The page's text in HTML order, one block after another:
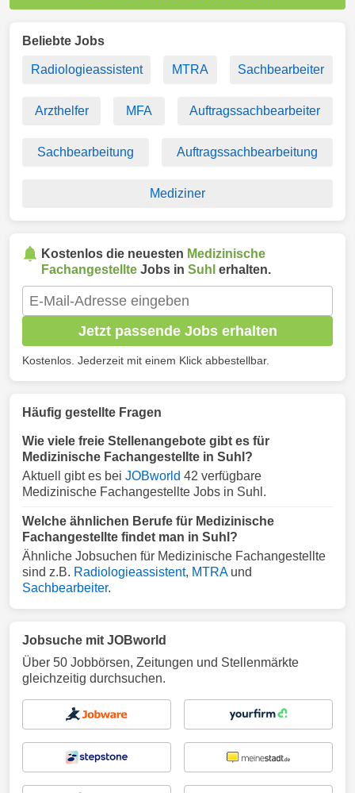
Beliebte Jobs
Radiologieassistent MTRA Sachbearbeiter
Arzthelfer MFA Auftragssachbearbeiter
Sachbearbeitung Auftragssachbearbeitung
Mediziner
Kostenlos die neuesten Medizinische
Fachangestellte Jobs in Suhl erhalten.
Jetzt passende Jobs erhalten
Kostenlos. Jederzeit mit einem Klick abbestellbar.
Häufig gestellte Fragen
Wie viele freie Stellenangebote gibt es für
Medizinische Fachangestellte in Suhl?
Aktuell gibt es bei JOBworld 42 verfügbare
Medizinische Fachangestellte Jobs in Suhl.
Welche ähnlichen Berufe für Medizinische
Fachangestellte findet man in Suhl?
Ähnliche Jobsuchen für Medizinische Fachangestellte
sind z.B. Radiologieassistent, MTRAund
Sachbearbeiter.
Jobsuche mit JOBworld
Über 50 Jobbörsen, Zeitungen und Stellenmärkte
gleichzeitig durchsuchen.